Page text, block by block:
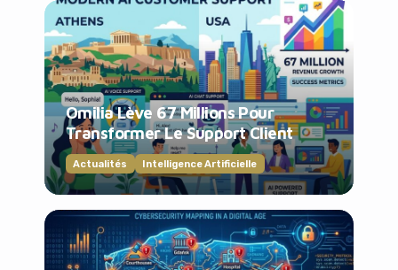
Omilia Lève 67 Millions Pour
Transformer Le Support Client
Actualités Intelligence Artificielle